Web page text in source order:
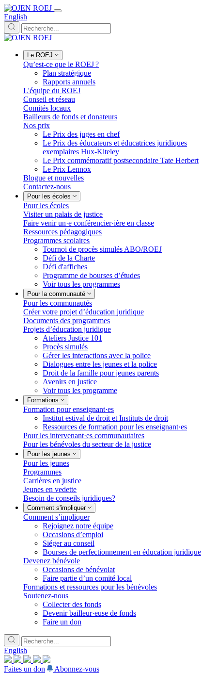
English
Le ROEJ
Qu’est-ce que le ROEJ ?
Plan stratégique
Rapports annuels
L'équipe du ROEJ
Conseil et réseau
Comités locaux
Bailleurs de fonds et donateurs
Nos prix
Le Prix des juges en chef
Le Prix des éducateurs et éducatrices juridiques
exemplaires Hux-Kiteley
Le Prix commémoratif postsecondaire Tate Herbert
Le Prix Lennox
Blogue et nouvelles
Contactez-nous
Pour les écoles
Pour les écoles
Visiter un palais de justice
Faire venir un·e conférencier·ière en classe
Ressources pédagogiques
Programmes scolaires
Tournoi de procès simulés ABO/ROEJ
Défi de la Charte
Défi d'affiches
Programme de bourses d’études
Voir tous les programmes
Pour la communauté
Pour les communautés
Créer votre projet d’éducation juridique
Documents des programmes
Projets d’éducation juridique
Ateliers Justice 101
Procès simulés
Gérer les interactions avec la police
Dialogues entre les jeunes et la police
Droit de la famille pour jeunes parents
Avenirs en justice
Voir tous les programme
Formations
Formation pour enseignant·es
Institut estival de droit et Instituts de droit
Ressources de formation pour les enseignant·es
Pour les intervenant·es communautaires
Pour les bénévoles du secteur de la justice
Pour les jeunes
Pour les jeunes
Programmes
Carrières en justice
Jeunes en vedette
Besoin de conseils juridiques?
Comment s'impliquer
Comment s’impliquer
Rejoignez notre équipe
Occasions d’emploi
Siéger au conseil
Bourses de perfectionnement en éducation juridique
Devenez bénévole
Occasions de bénévolat
Faire partie d’un comité local
Formations et ressources pour les bénévoles
Soutenez-nous
Collecter des fonds
Devenir bailleur·euse de fonds
Faire un don
English
Faites un don Abonnez-vous